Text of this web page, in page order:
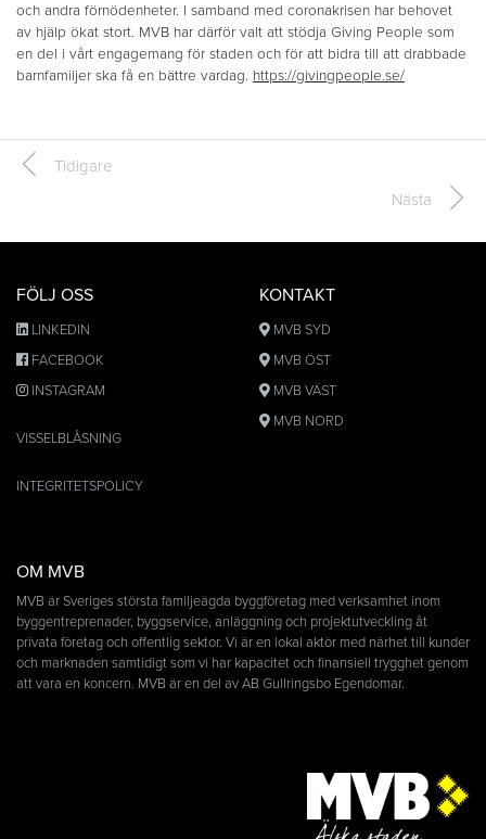
och andra förnödenheter. I samband med coronakrisen har behovet
av hjälp ökat stort. MVB har därför valt att stödja Giving People som
en del i vårt engagemang för staden och för att bidra till att drabbade
barnfamiljer ska få en bättre vardag. https://givingpeople.se/
Tidigare
Nästa
FÖLJ OSS
LINKEDIN
FACEBOOK
INSTAGRAM
VISSELBLÅSNING
INTEGRITETSPOLICY
KONTAKT
MVB SYD
MVB ÖST
MVB VÄST
MVB NORD
OM MVB
MVB är Sveriges största familjeägda byggföretag med verksamhet inom
byggentreprenader, byggservice, anläggning och projektutveckling åt
privata företag och offentlig sektor. Vi är en lokal aktör med närhet till kunder
och marknaden samtidigt som vi har kapacitet och finansiell trygghet genom
att vara en koncern. MVB är en del av AB Gullringsbo Egendomar.